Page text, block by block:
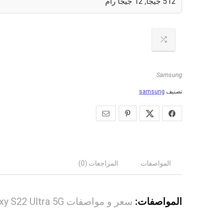
Samsung
تصنيف samsung
المواصفات المراجعات (0)
المواصفات: سعر و مواصفات Samsung Galaxy S22 Ultra 5G